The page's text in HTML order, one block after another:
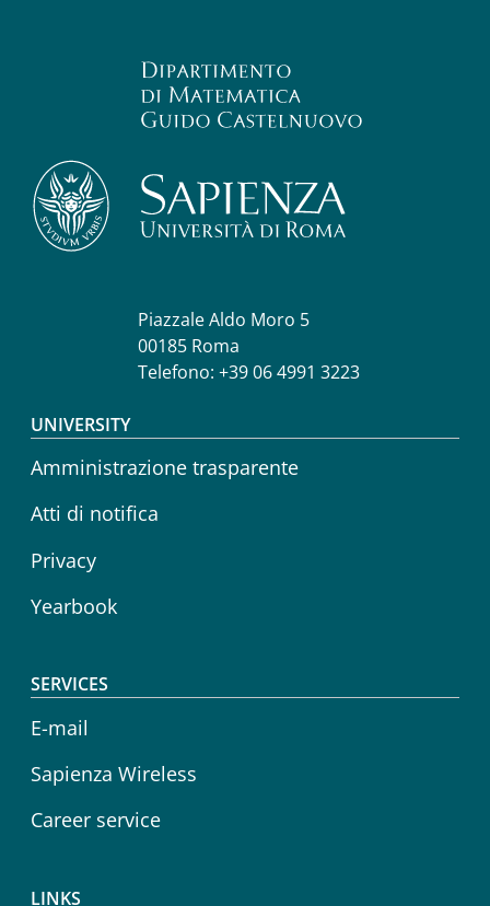
Piazzale Aldo Moro 5
00185 Roma
Telefono: +39 06 4991 3223
Footer menu
UNIVERSITY
Amministrazione trasparente
Atti di notifica
Privacy
Yearbook
SERVICES
E-mail
Sapienza Wireless
Career service
LINKS